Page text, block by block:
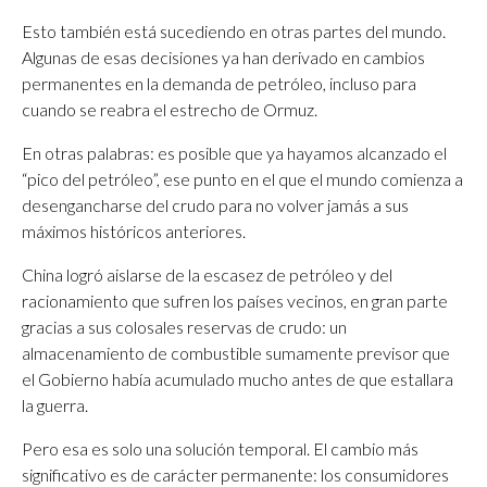
Esto también está sucediendo en otras partes del mundo.
Algunas de esas decisiones ya han derivado en cambios
permanentes en la demanda de petróleo, incluso para
cuando se reabra el estrecho de Ormuz.
En otras palabras: es posible que ya hayamos alcanzado el
“pico del petróleo”, ese punto en el que el mundo comienza a
desengancharse del crudo para no volver jamás a sus
máximos históricos anteriores.
China logró aislarse de la escasez de petróleo y del
racionamiento que sufren los países vecinos, en gran parte
gracias a sus colosales reservas de crudo: un
almacenamiento de combustible sumamente previsor que
el Gobierno había acumulado mucho antes de que estallara
la guerra.
Pero esa es solo una solución temporal. El cambio más
significativo es de carácter permanente: los consumidores